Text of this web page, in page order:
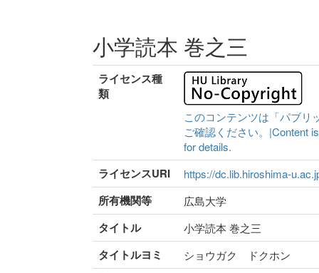
小学読本 巻之三
ライセンス種
類
このコンテンツは「パブリ
ご確認ください。|Content
for details.
ライセンスURI https://dc.lib.hiroshima-
所有機関等 広島大学
タイトル 小学読本 巻之三
タイトルヨミ ショウガク ドクホン